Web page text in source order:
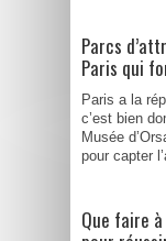
Parcs
Paris qui
Paris a la
c’est bien
Musée
pour capter
Que faire